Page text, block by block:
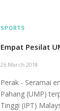
SPORTS
Empat Pesilat
26 March 2018
Perak - Seramai
Pahang (UMP)
Tinggi (IPT)